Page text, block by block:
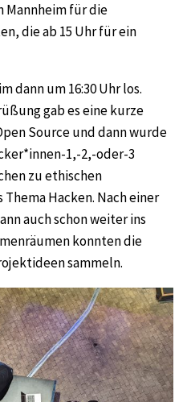
Mannheim für die
die ab 15 Uhr für ein
dann um 16:30 Uhr los.
gab es eine kurze
Source und dann wurde
1,-2,-oder-3
zu ethischen
Hacken. Nach einer
auch schon weiter ins
konnten die
sammeln.